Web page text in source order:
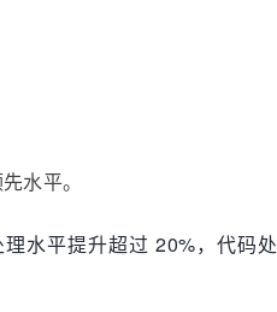
水平。
水平提升超过 20%，代码